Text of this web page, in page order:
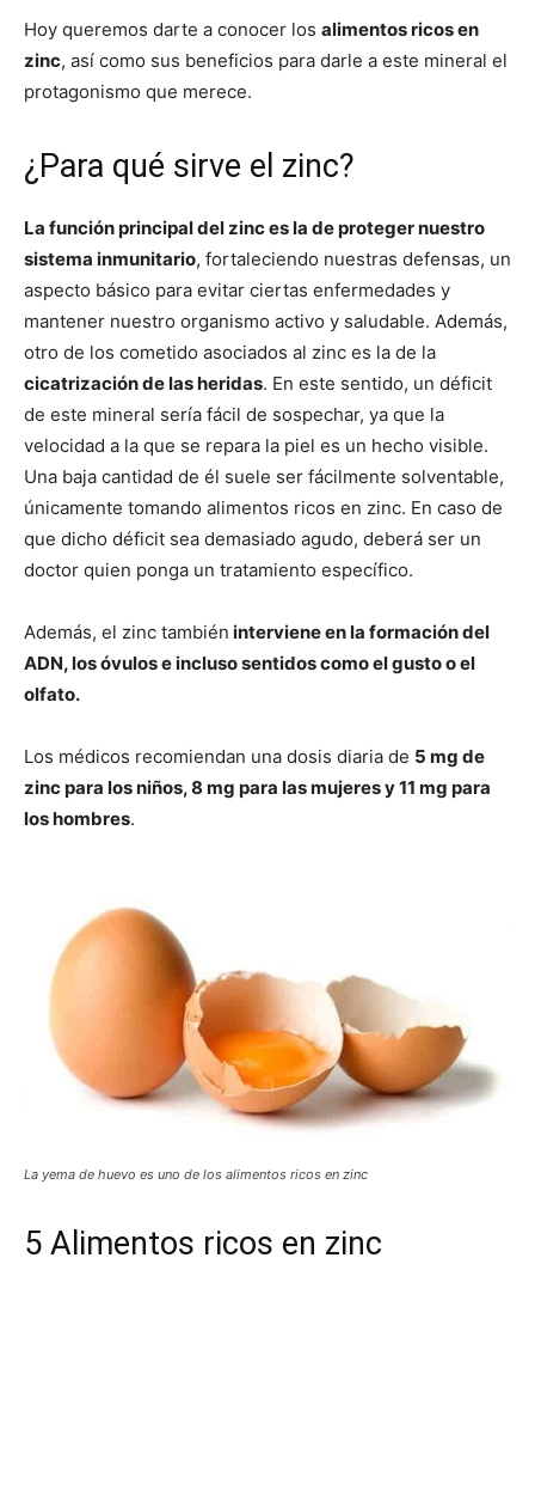
Hoy queremos darte a conocer los alimentos ricos en
zinc, así como sus beneficios para darle a este mineral el
protagonismo que merece.
¿Para qué sirve el zinc?
La función principal del zinc es la de proteger nuestro
sistema inmunitario, fortaleciendo nuestras defensas, un
aspecto básico para evitar ciertas enfermedades y
mantener nuestro organismo activo y saludable. Además,
otro de los cometido asociados al zinc es la de la
cicatrización de las heridas. En este sentido, un déficit
de este mineral sería fácil de sospechar, ya que la
velocidad a la que se repara la piel es un hecho visible.
Una baja cantidad de él suele ser fácilmente solventable,
únicamente tomando alimentos ricos en zinc. En caso de
que dicho déficit sea demasiado agudo, deberá ser un
doctor quien ponga un tratamiento específico.
Además, el zinc también interviene en la formación del
ADN, los óvulos e incluso sentidos como el gusto o el
olfato.
Los médicos recomiendan una dosis diaria de 5 mg de
zinc para los niños, 8 mg para las mujeres y 11 mg para
los hombres.
La yema de huevo es uno de los alimentos ricos en zinc
5 Alimentos ricos en zinc